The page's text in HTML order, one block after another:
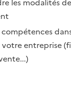
les modalités
entreprise